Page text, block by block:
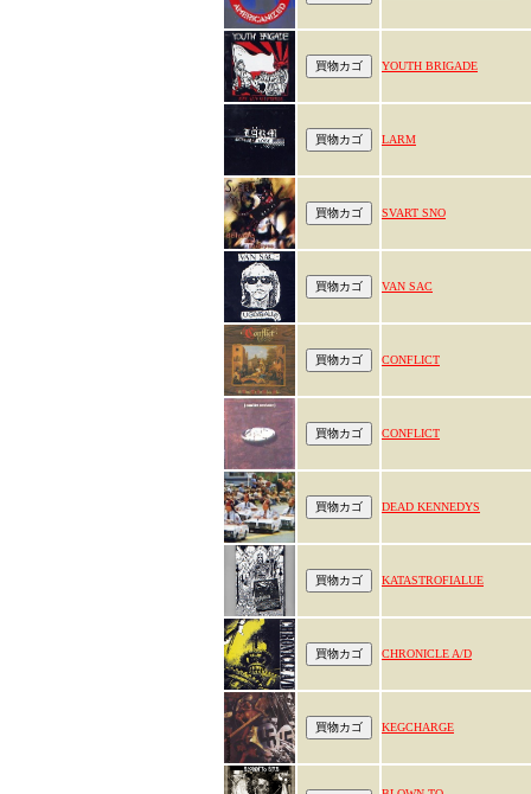
YOUTH BRIGADE
LARM
SVART SNO
VAN SAC
CONFLICT
CONFLICT
DEAD KENNEDYS
KATASTROFIALUE
CHRONICLE A/D
KEGCHARGE